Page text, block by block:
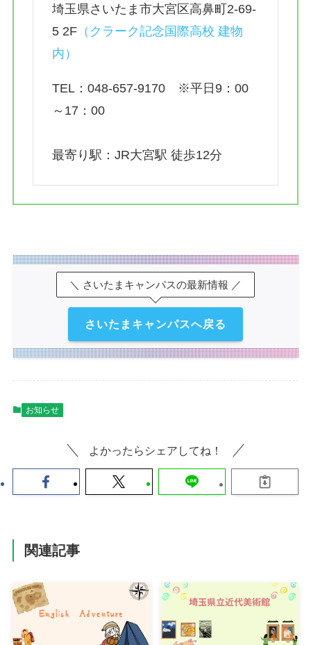
埼玉県さいたま市大宮区高鼻町2-69-
5 2F（ クラーク記念国際高校 建物
内）
TEL：048-657-9170 ※平日9：00
～17：00
最寄り駅：JR大宮駅 徒歩12分
＼ さいたまキャンパスの最新情報 ／
さいたまキャンパスへ戻る
お知らせ
よかったらシェアしてね！
関連記事